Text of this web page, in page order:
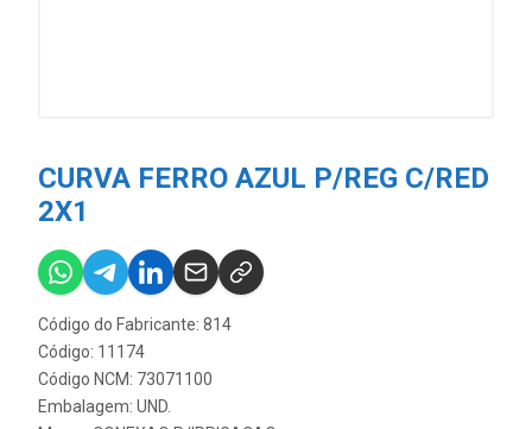
CURVA FERRO AZUL P/REG C/RED
2X1
Código do Fabricante: 814
Código: 11174
Código NCM: 73071100
Embalagem: UND.